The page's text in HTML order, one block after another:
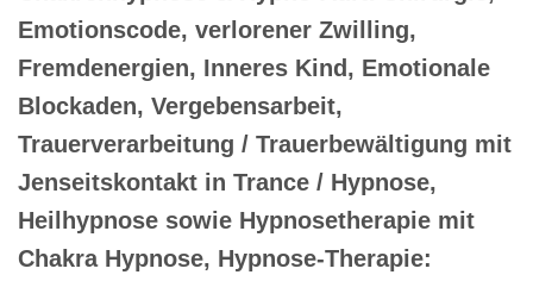
Emotionscode, verlorener Zwilling,
Fremdenergien, Inneres Kind, Emotionale
Blockaden, Vergebensarbeit,
Trauerverarbeitung / Trauerbewältigung mit
Jenseitskontakt in Trance / Hypnose,
Heilhypnose sowie Hypnosetherapie mit
Chakra Hypnose, Hypnose-Therapie: